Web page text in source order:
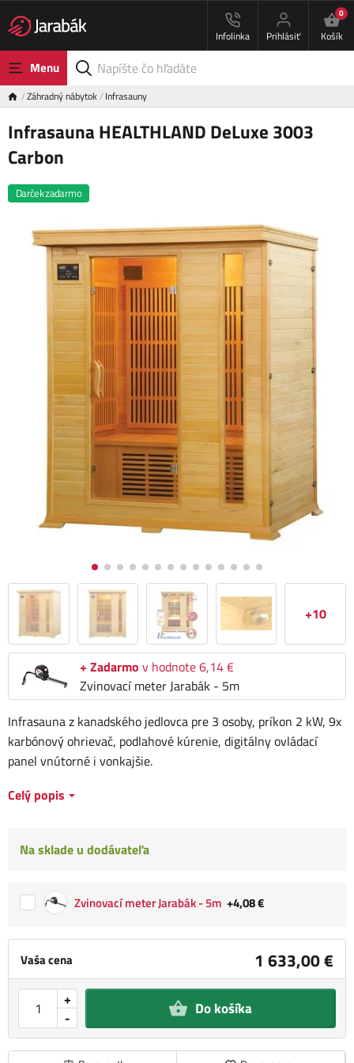
Infolinka Prihlásiť
0
Košík
Menu
Záhradný nábytok Infrasauny
Infrasauna HEALTHLAND DeLuxe 3003
Carbon
Darček zadarmo
+10
+ Zadarmo v hodnote 6,14 €
Zvinovací meter Jarabák - 5m
Vaša cena 1 633,00 €
-
+ Do košíka
Infrasauna z kanadského jedlovca pre 3 osoby, príkon 2 kW, 9x
karbónový ohrievač, podlahové kúrenie, digitálny ovládací
panel vnútorné i vonkajšie.
Celý popis
Na sklade u dodávateľa
Zvinovací meter Jarabák - 5m +4,08 €